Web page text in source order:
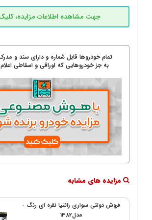
تمام خودروها قابل شماره و دارای سند و
به جز خودروهایی که اوراقی و اسقاطی
مزایده های مشابه
فروش دولتی سواری زانتیا نقره ای رنگ -
مدل1382